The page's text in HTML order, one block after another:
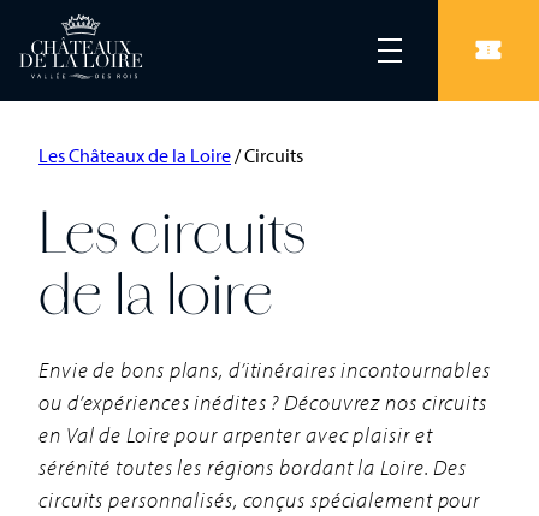
Les Châteaux de la Loire/Circuits
Les circuits
de la loire
Envie de bons plans, d’itinéraires incontournables
ou d’expériences inédites ? Découvrez nos circuits
en Val de Loire pour arpenter avec plaisir et
sérénité toutes les régions bordant la Loire. Des
circuits personnalisés, conçus spécialement pour